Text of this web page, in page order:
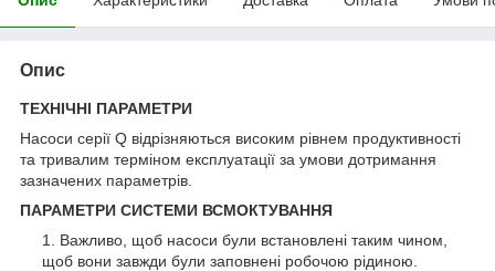
Опис
ТЕХНІЧНІ ПАРАМЕТРИ
Насоси серії Q відрізняються високим рівнем продуктивності
та тривалим терміном експлуатації за умови дотримання
зазначених параметрів.
ПАРАМЕТРИ СИСТЕМИ ВСМОКТУВАННЯ
Важливо, щоб насоси були встановлені таким чином,
щоб вони завжди були заповнені робочою рідиною.